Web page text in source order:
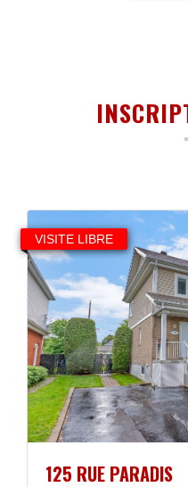
VISITE LIBRE
125 RUE PARADIS